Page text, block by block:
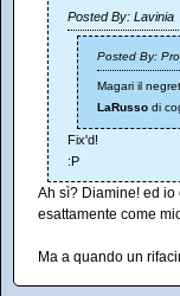
Posted By: Lavinia
Posted By:
Magari il
LaRusso di
Fix'd!
:P
Ah sì? Diamine! ed io
esattamente come
Ma a quando un